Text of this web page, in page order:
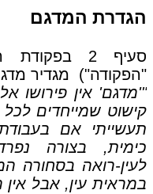
הגדרת המדגם
סעיף 2
"הפקודה") מגדיר
"'מדגם' אין פירושו
קישוט שמייחדים
תעשייתי אם
כימית, בצורה
לעין-רואה בסחורה
במראית עין, אבל